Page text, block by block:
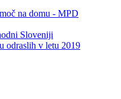
na domu - MPD
Sloveniji
odraslih v letu 2019